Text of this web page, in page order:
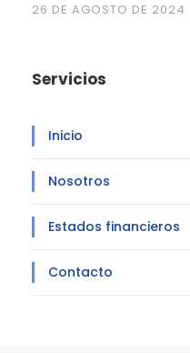
26 DE AGOSTO DE 2024
Servicios
Inicio
Nosotros
Estados financieros
Contacto